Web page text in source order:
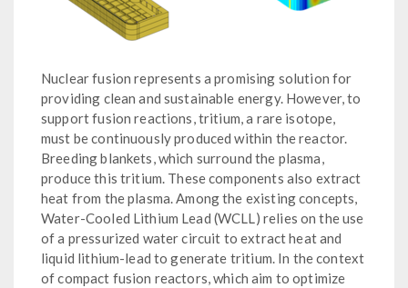
Nuclear fusion represents a promising solution for
providing clean and sustainable energy. However, to
support fusion reactions, tritium, a rare isotope,
must be continuously produced within the reactor.
Breeding blankets, which surround the plasma,
produce this tritium. These components also extract
heat from the plasma. Among the existing concepts,
Water-Cooled Lithium Lead (WCLL) relies on the use
of a pressurized water circuit to extract heat and
liquid lithium-lead to generate tritium. In the context
of compact fusion reactors, which aim to optimize